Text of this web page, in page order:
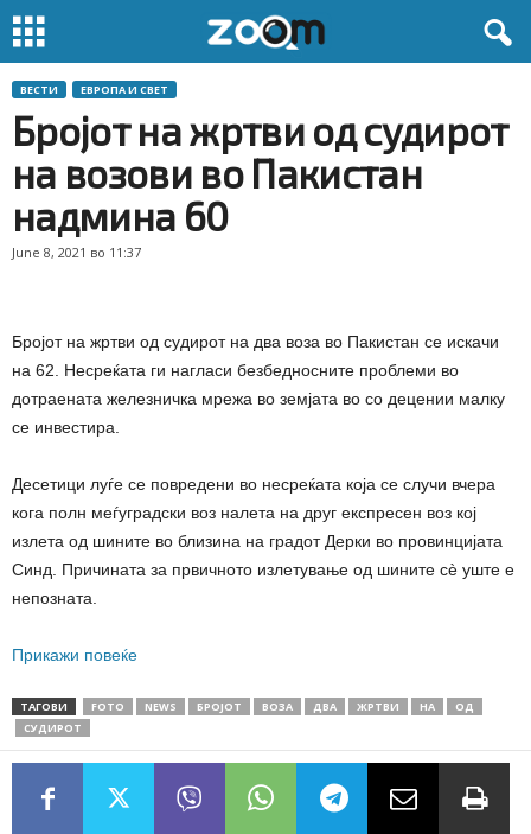
ВЕСТИ ЕВРОПА И СВЕТ
Бројот на жртви од судирот
на возови во Пакистан
надмина 60
June 8, 2021 во 11:37
Бројот на жртви од судирот на два воза во Пакистан се искачи
на 62. Несреќата ги нагласи безбедносните проблеми во
дотраената железничка мрежа во земјата во со децении малку
се инвестира.
Десетици луѓе се повредени во несреќата која се случи вчера
кога полн меѓуградски воз налета на друг експресен воз кој
излета од шините во близина на градот Дерки во провинцијата
Синд. Причината за првичното излетување од шините сè уште е
непозната.
Прикажи повеќе
ТАГОВИ FOTO NEWS БРОЈОТ ВОЗА ДВА ЖРТВИ НА
ОД
СУДИРОТ